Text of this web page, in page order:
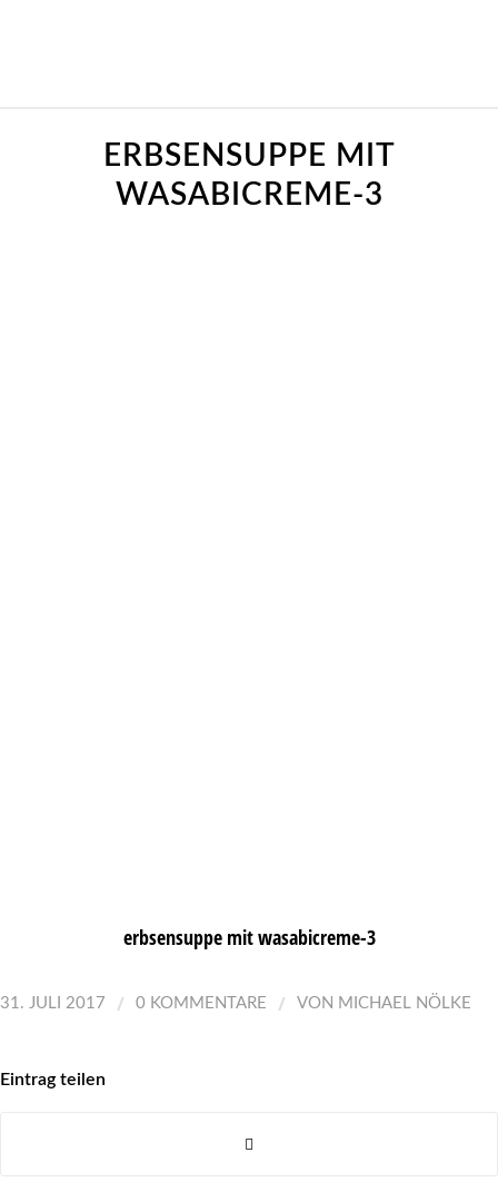
ERBSENSUPPE MIT
WASABICREME-3
erbsensuppe mit wasabicreme-3
31. JULI 2017 / 0 KOMMENTARE / VON MICHAEL NÖLKE
Eintrag teilen